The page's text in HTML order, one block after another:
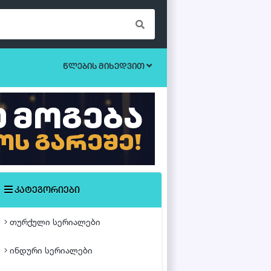
ბოევიკი
ეროტიული
მძაფრ-სიუჟეტიანი
უკრაინული სერიალები
წლების მიხედვით
კატეგორიები
თურქული სერიალები
ინდური სერიალები